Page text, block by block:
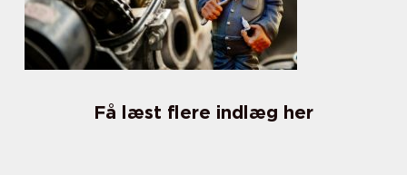
Få læst flere indlæg her